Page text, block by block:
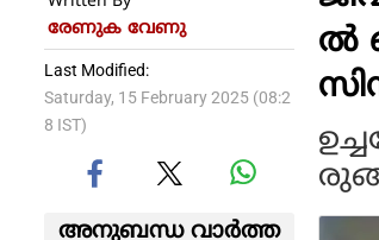
രേണുക വേണു
Last Modified:
Saturday, 15 February 2025 (08:2
8 IST)
അനുബന്ധ വാര്‍ത്ത
ല്‍